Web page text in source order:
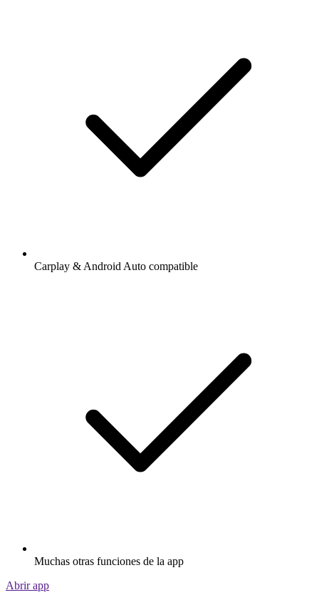
Carplay & Android Auto compatible
Muchas otras funciones de la app
Abrir app